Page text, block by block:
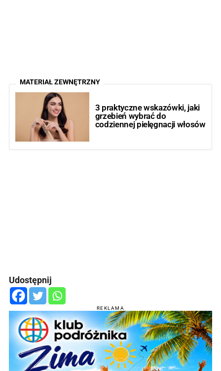
MATERIAŁ ZEWNĘTRZNY
3 praktyczne wskazówki, jaki
grzebień wybrać do
codziennej pielęgnacji włosów
Udostępnij
REKLAMA